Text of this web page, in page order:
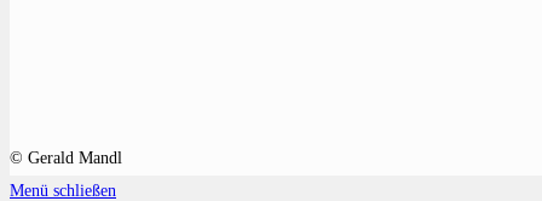
© Gerald Mandl
Menü schließen